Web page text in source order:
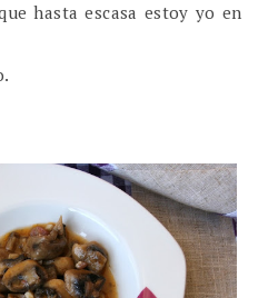
hasta escasa estoy yo en